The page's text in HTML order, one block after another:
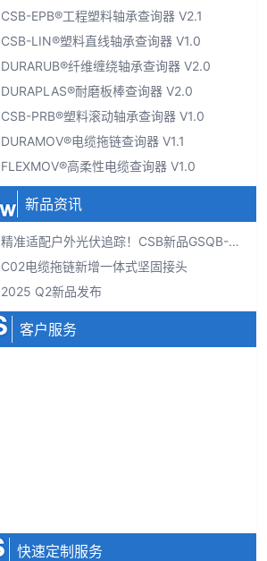
CSB-EPB®工程塑料轴承查询器 V2.1
CSB-LIN®塑料直线轴承查询器 V1.0
DURARUB®纤维缠绕轴承查询器 V2.0
DURAPLAS®耐磨板棒查询器 V2.0
CSB-PRB®塑料滚动轴承查询器 V1.0
DURAMOV®电缆拖链查询器 V1.1
FLEXMOV®高柔性电缆查询器 V1.0
新品资讯
精准适配户外光伏追踪！CSB新品GSQB-120-075-EC关节轴承解锁高效发电新体验
C02电缆拖链新增一体式坚固接头
2025 Q2新品发布
客户服务
快速定制服务